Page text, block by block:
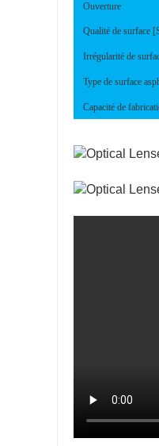
Ouverture
Qualité de surface
Irrégularité de
Type de surface
Capacité de